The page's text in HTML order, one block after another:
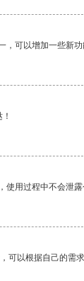
，可以增加一些新
用过程中不会泄露
可以根据自己的需求